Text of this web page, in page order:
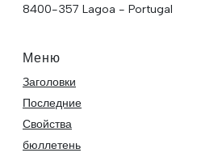
8400-357 Lagoa - Portugal
Меню
Заголовки
Последние
Свойства
бюллетень